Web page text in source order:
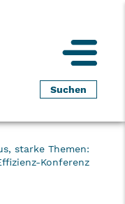
starke Themen:
Konferenz